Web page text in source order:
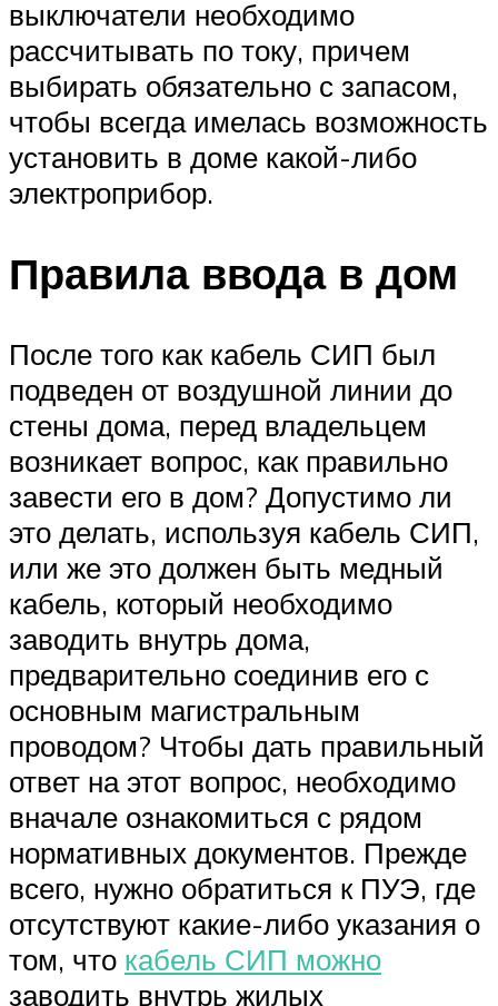
выключатели необходимо
рассчитывать по току, причем
выбирать обязательно с запасом,
чтобы всегда имелась возможность
установить в доме какой-либо
электроприбор.
Правила ввода в дом
После того как кабель СИП был
подведен от воздушной линии до
стены дома, перед владельцем
возникает вопрос, как правильно
завести его в дом? Допустимо ли
это делать, используя кабель СИП,
или же это должен быть медный
кабель, который необходимо
заводить внутрь дома,
предварительно соединив его с
основным магистральным
проводом? Чтобы дать правильный
ответ на этот вопрос, необходимо
вначале ознакомиться с рядом
нормативных документов. Прежде
всего, нужно обратиться к ПУЭ, где
отсутствуют какие-либо указания о
том, что кабель СИП можно
заводить внутрь жилых